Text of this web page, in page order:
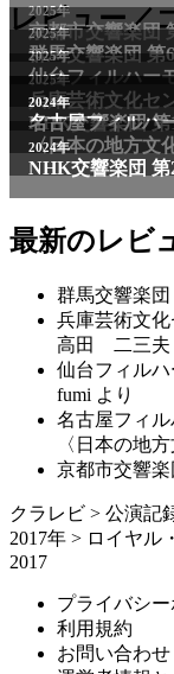
レビュー／
2025年
京都市交響楽団
2025年
群馬交響楽団 第
2025年
仙台フィルハー
2025年
兵庫芸術文化セ
2011年
NHK交響楽団
2024年
名古屋フィルハ
〈日本の地方文
2024年
NHK交響楽団 第
最新のレビ
群馬交響楽
兵庫芸術文
高田 二三夫
仙台フィル
fumi より
名古屋フィ
〈日本の地
京都市交響
クラレビ > 公演記
2017年 > ロイヤル
2017
プライバシ
利用規約
お問い合わせ